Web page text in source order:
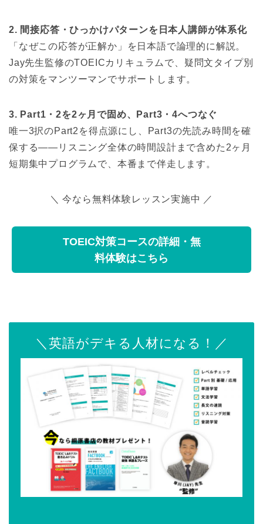
2. 間接応答・ひっかけパターンを日本人講師が体系化
「なぜこの応答が正解か」を日本語で論理的に解説。
Jay先生監修のTOEICカリキュラムで、疑問文タイプ別
の対策をマンツーマンでサポートします。
3. Part1・2を2ヶ月で固め、Part3・4へつなぐ
唯一3択のPart2を得点源にし、Part3の先読み時間を確
保する——リスニング全体の時間設計まで含めた2ヶ月
短期集中プログラムで、本番まで伴走します。
＼ 今なら無料体験レッスン実施中 ／
TOEIC対策コースの詳細・無
料体験はこちら
＼英語がデキる人材になる！／